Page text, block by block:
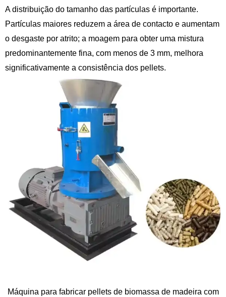
A distribuição do tamanho das partículas é importante.
Partículas maiores reduzem a área de contacto e aumentam
o desgaste por atrito; a moagem para obter uma mistura
predominantemente fina, com menos de 3 mm, melhora
significativamente a consistência dos pellets.
Máquina para fabricar pellets de biomassa de madeira com